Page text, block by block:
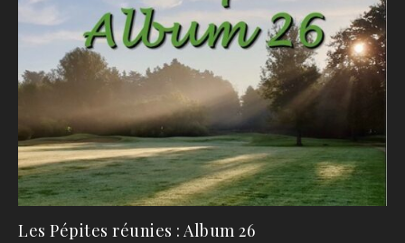
Les Pépites réunies : Album 26